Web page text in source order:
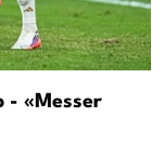
- «Messer